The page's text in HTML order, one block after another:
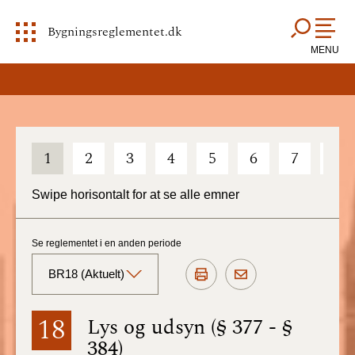
Bygningsreglementet.dk
MENU
1 2 3 4 5 6 7
Swipe horisontalt for at se alle emner
18 Lys og udsyn (§ 377 - §
384)
Se reglementet i en anden periode
BR18 (Aktuelt)
BR18 (Aktuelt)